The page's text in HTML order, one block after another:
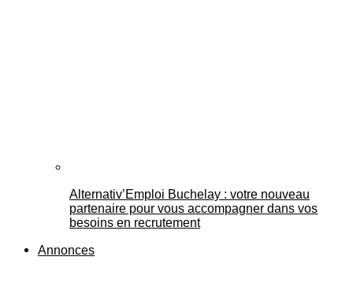
Alternativ’Emploi Buchelay : votre nouveau
partenaire pour vous accompagner dans vos
besoins en recrutement
Annonces